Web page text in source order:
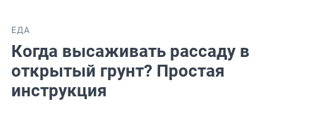
ЕДА
Когда высаживать рассаду в
открытый грунт? Простая
инструкция